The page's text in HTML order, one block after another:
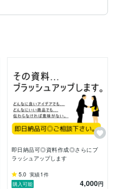
即日納品可◎資料作成◎さらにブ
ラッシュアップします
5.0 実績1 件
購入可能
4,000円